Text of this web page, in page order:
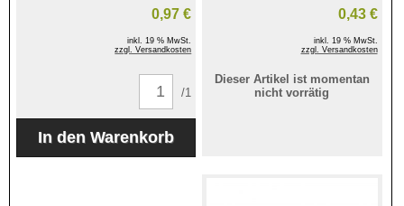
0,97 €
inkl. 19 % MwSt.
zzgl. Versandkosten
/1
0,43 €
inkl. 19 % MwSt.
zzgl. Versandkosten
Dieser Artikel ist momentan
nicht vorrätig